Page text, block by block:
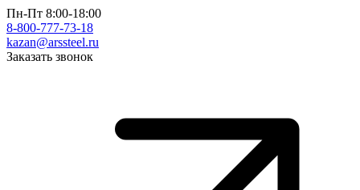
Пн-Пт 8:00-18:00
8-800-777-73-18
kazan@arssteel.ru
Заказать звонок